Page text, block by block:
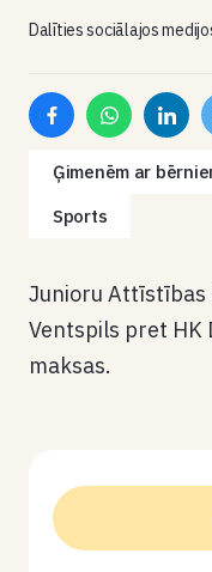
Dalīties sociālajos
Ģimenēm ar
Sports
Junioru Attīstības
Ventspils pret HK
maksas.